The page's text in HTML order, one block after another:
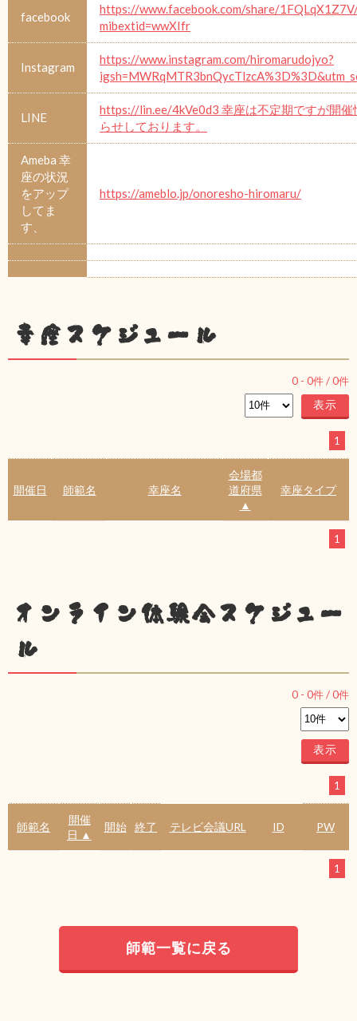
facebook
https://www.facebook.com/share/
mibextid=wwXIfr
Instagram
https://www.instagram.com/hiromarudojyo?
LINE
https://lin.ee/4kVe0d3 幸座は不定期ですが開催
らせしております。
Ameba 幸
座の状況
をアップ
してま
す、
https://ameblo.jp/onoresho-hiromaru/
幸座スケジュール
0 - 0件 /0件
1
開催日 師範名 幸座名
会場都
道府県
▲
幸座タイプ
1
オンライン体験会スケジュー
ル
0 - 0件 /0件
1
師範名
開催
日 ▲
開始 終了 テレビ会議URL ID PW
1
師範一覧に戻る